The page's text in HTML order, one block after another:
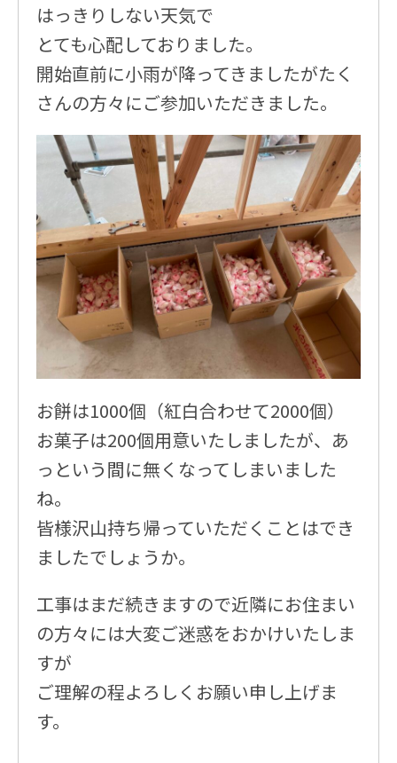
はっきりしない天気で
とても心配しておりました。
開始直前に小雨が降ってきましたがたく
さんの方々にご参加いただきました。
お餅は1000個（紅白合わせて2000個）
お菓子は200個用意いたしましたが、あ
っという間に無くなってしまいました
ね。
皆様沢山持ち帰っていただくことはでき
ましたでしょうか。
工事はまだ続きますので近隣にお住まい
の方々には大変ご迷惑をおかけいたしま
すが
ご理解の程よろしくお願い申し上げま
す。